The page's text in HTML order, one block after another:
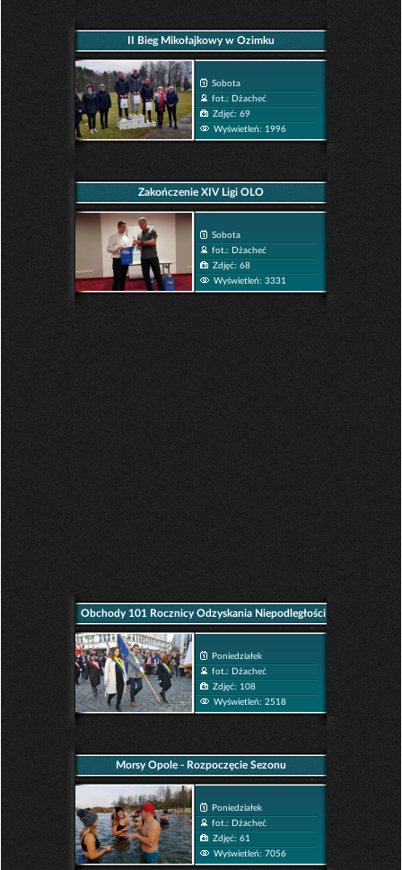
II Bieg Mikołajkowy w Ozimku
Sobota
fot.: Dżacheć
Zdjęć: 69
Wyświetleń: 1996
Zakończenie XIV Ligi OLO
Sobota
fot.: Dżacheć
Zdjęć: 68
Wyświetleń: 3331
Obchody 101 Rocznicy Odzyskania Niepodległości
w Opolu
Poniedziałek
fot.: Dżacheć
Zdjęć: 108
Wyświetleń: 2518
Morsy Opole - Rozpoczęcie Sezonu
Poniedziałek
fot.: Dżacheć
Zdjęć: 61
Wyświetleń: 7056